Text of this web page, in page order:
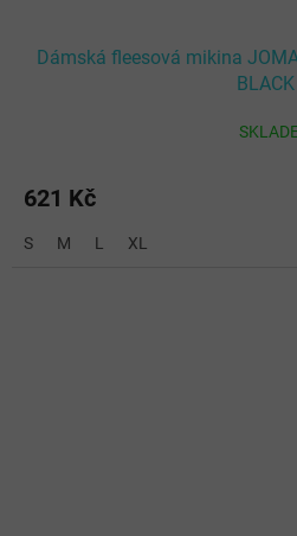
Dámská fleesová mikina
BLACK
621 Kč
S M L XL